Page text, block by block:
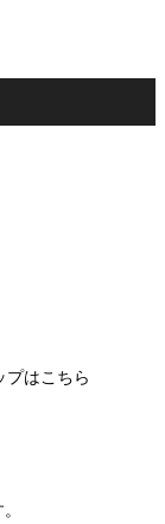
プはこちら